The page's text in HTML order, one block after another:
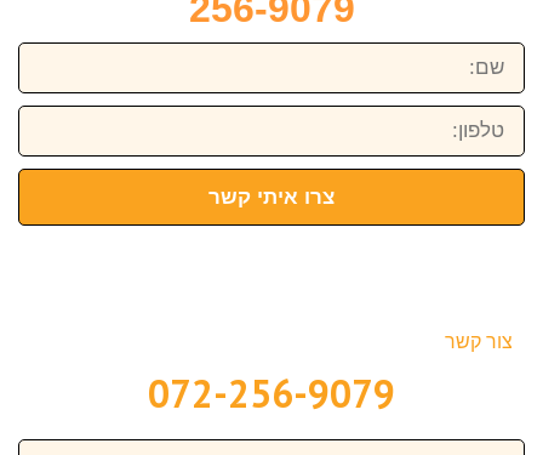
שם:
טלפון:
צרו איתי קשר
צור קשר
072-256-9079
שם: